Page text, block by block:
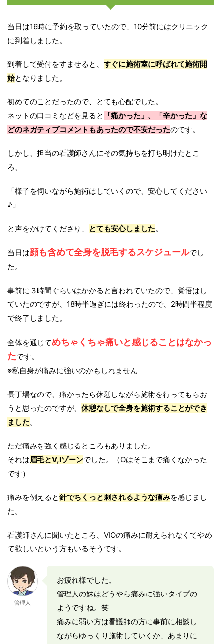
当日は16時に予約を取っていたので、10分前にはクリニック
に到着しました。
到着して受付をすませると、 すぐに施術室に呼ばれて施術開
始となりました。
初めてのことだったので、とても心配でした。
ネットの口コミなどを見ると
「痛かった」、「辛かった」な
どのネガティブコメントもあったので不安だったのです。
しかし、担当の看護師さんにその気持ちを打ち明けたとこ
ろ、
「様子を伺いながら施術はしていくので、安心してください
♪」
と声をかけてくださり、 とても安心しました。
当日は顔も含めて全身を脱毛するスケジュールでし
た。
事前に３時間ぐらいはかかると言われていたので、覚悟はし
ていたのですが、18時半過ぎには終わったので、2時間半程度
で終了しました。
全体を通じてめちゃくちゃ痛いと感じることはなかっ
たです。
※私自身が痛みに強いのかもしれません
長丁場なので、痛かったら休憩しながら施術を行ってもらお
うと思ったのですが、 休憩なしで全身を施術することができ
ました。
ただ痛みを強く感じるところもありました。
それは眉毛とV,Iゾーンでした。（Oはそこまで痛くなかった
です）
痛みを例えると針でちくっと刺されるような痛みを感じまし
た。
看護師さんに聞いたところ、VIOの痛みに耐えられなくてやめ
て欲しいという方もいるそうです。
管理人
お疲れ様でした。
管理人の妹はどうやら痛みに強いタイプの
ようですね。笑
痛みに弱い方は看護師の方に事前に相談し
ながらゆっくり施術していくか、あまりに